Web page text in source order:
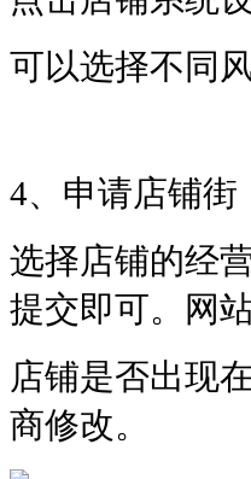
可以选择不同
4、申请店铺街
选择店铺的经
提交即可。网
店铺是否出现
商修改。